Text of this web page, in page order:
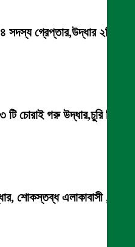
সদস্য গ্রেপ্তার,উদ্ধার ২টি
চোরাই গরু উদ্ধার,চুরি নিয়ে
শোকস্তব্ধ এলাকাবাসী ,